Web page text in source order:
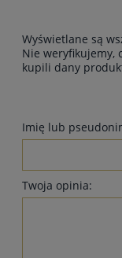
Wyświetlane są
Nie weryfikujemy,
kupili dany
Imię lub
Twoja opinia: